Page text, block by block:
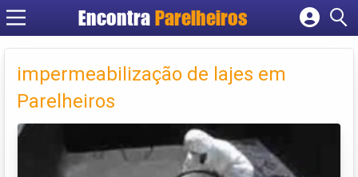
Encontra Parelheiros
Cadastrar empresa
Fazer login
Criar conta
impermeabilização de lajes em
Parelheiros